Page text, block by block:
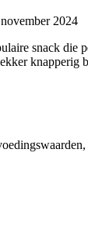
2024
snack die
knapperig